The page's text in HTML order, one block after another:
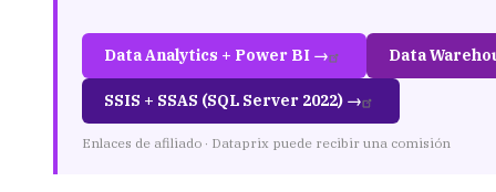
Data Analytics + Power BI → Data
SSIS + SSAS (SQL Server 2022) →
Enlaces de afiliado · Dataprix puede recibir una comisión